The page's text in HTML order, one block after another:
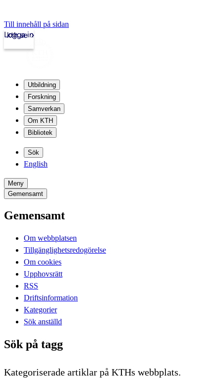
Till innehåll på sidan
kth.se
Logga in
Utbildning
Forskning
Samverkan
Om KTH
Bibliotek
Sök
English
Meny
Gemensamt
Gemensamt
Om webbplatsen
Tillgänglighetsredogörelse
Om cookies
Upphovsrätt
RSS
Driftsinformation
Kategorier
Sök anställd
Sök på tagg
Kategoriserade artiklar på KTHs webbplats.